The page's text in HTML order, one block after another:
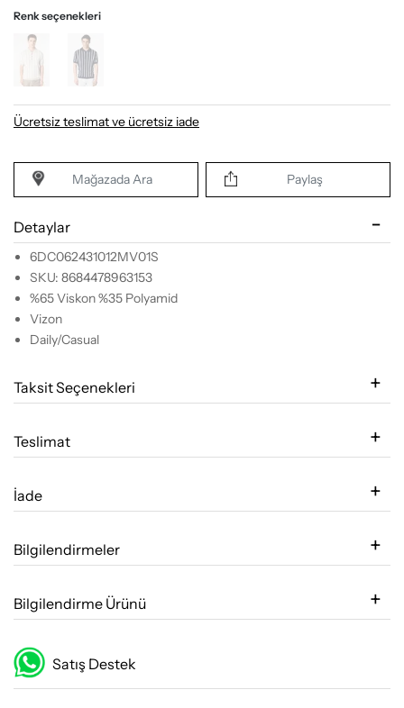
Renk seçenekleri
Ücretsiz teslimat ve ücretsiz iade
Mağazada Ara Paylaş
Detaylar
6DC062431012MV01S
SKU: 8684478963153
%65 Viskon %35 Polyamid
Vizon
Daily/Casual
Taksit Seçenekleri
Teslimat
İade
Bilgilendirmeler
Bilgilendirme Ürünü
Satış Destek